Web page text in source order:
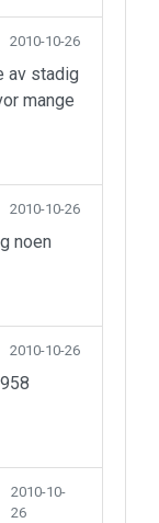
2010-10-26
av stadig
mange
2010-10-26
noen
2010-10-26
2010-10-
26